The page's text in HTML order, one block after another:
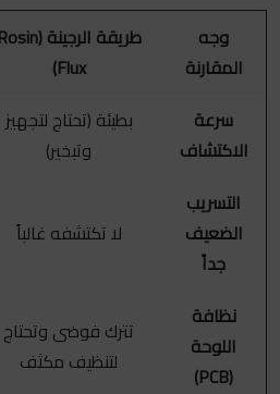
وجه
المقارنة
طريقة الرجينة (Rosin
Flux)
سرعة
الاكتشاف
بطيئة (تحتاج لتجهيز
وتبخير)
التسريب
الضعيف
جداً
لا تكتشفه غالباً
نظافة
اللوحة
(PCB)
تترك فوضى وتحتاج
لتنظيف مكثف